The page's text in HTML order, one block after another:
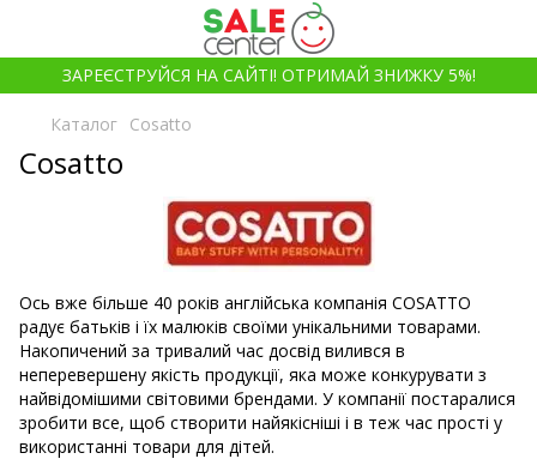
ЗАРЕЄСТРУЙСЯ НА САЙТІ! ОТРИМАЙ ЗНИЖКУ 5%!
Каталог Cosatto
Cosatto
Ось вже більше 40 років англійська компанія COSATTO
радує батьків і їх малюків своїми унікальними товарами.
Накопичений за тривалий час досвід вилився в
неперевершену якість продукції, яка може конкурувати з
найвідомішими світовими брендами. У компанії постаралися
зробити все, щоб створити найякісніші і в теж час прості у
використанні товари для дітей.